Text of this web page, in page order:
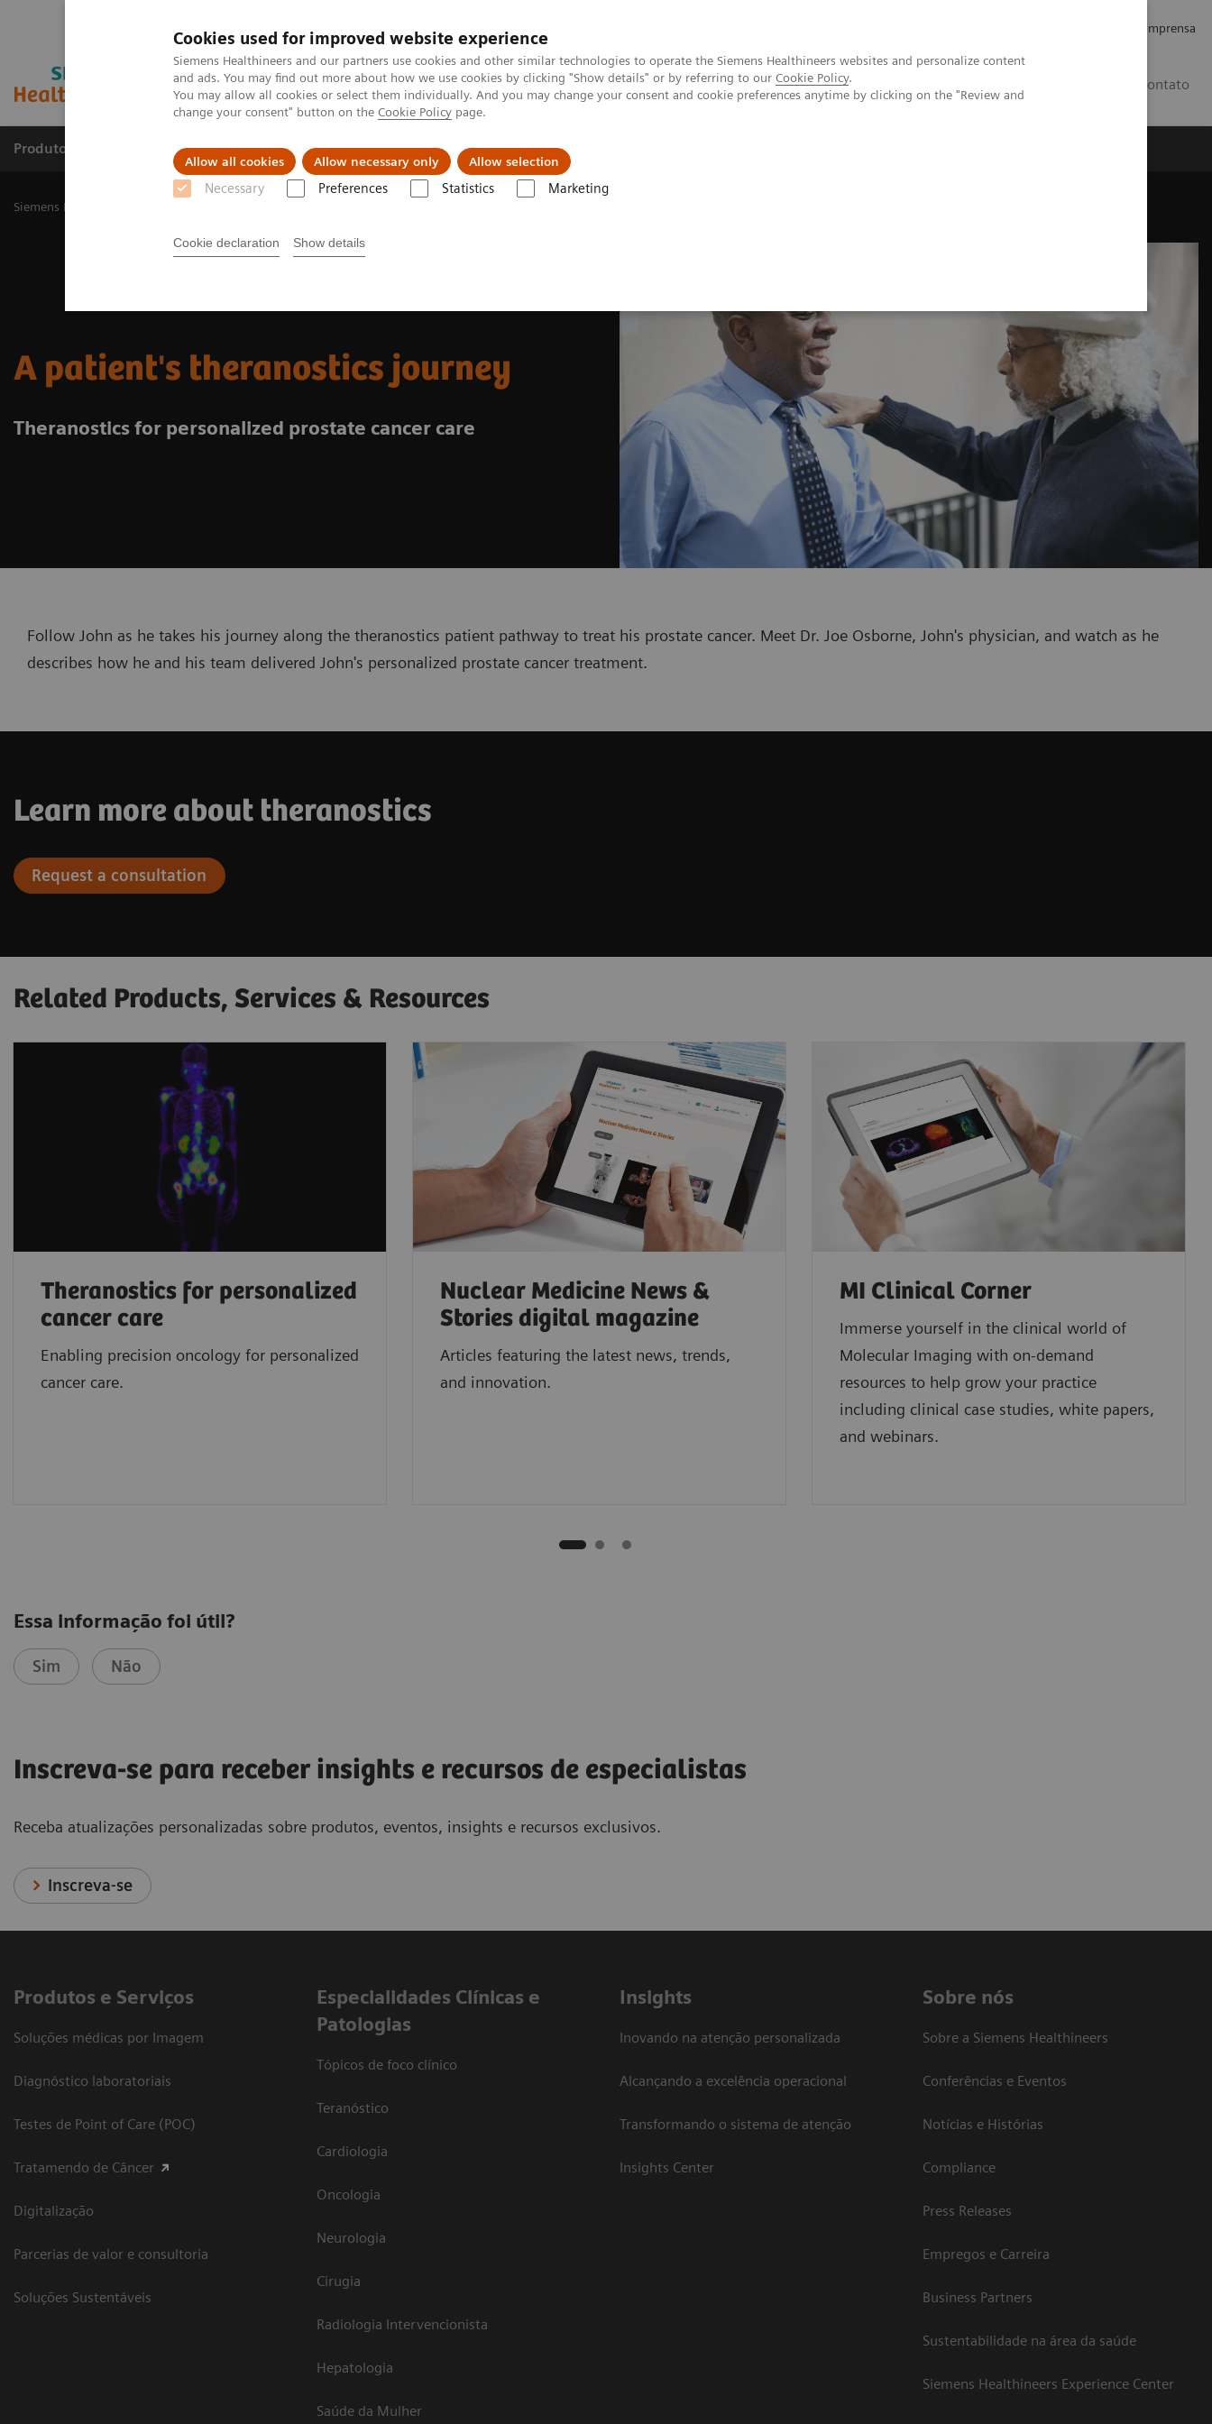
Cookies used for improved website experience
Siemens Healthineers and our partners use cookies and other similar technologies to operate the Siemens Healthineers websites and personalize content
and ads. You may find out more about how we use cookies by clicking "Show details" or by referring to our Cookie Policy.
You may allow all cookies or select them individually. And you may change your consent and cookie preferences anytime by clicking on the "Review and
change your consent" button on the Cookie Policy page.
Allow all cookies Allow necessary only Allow selection
Necessary Preferences Statistics Marketing
Cookie declaration Show details
Imprensa
Contato
Produtos e serviços Especialidades Clínicas e Patologias Serviços de pós-venda
Siemens Healthineers Brasil
A patient's theranostics journey
Theranostics for personalized prostate cancer care
Follow John as he takes his journey along the theranostics patient pathway to treat his prostate cancer. Meet Dr. Joe Osborne, John's physician, and watch as he
describes how he and his team delivered John's personalized prostate cancer treatment.
Learn more about theranostics
Request a consultation
Related Products, Services & Resources
Theranostics for personalized
cancer care
Enabling precision oncology for personalized
cancer care.
Nuclear Medicine News &
Stories digital magazine
Articles featuring the latest news, trends,
and innovation.
MI Clinical Corner
Immerse yourself in the clinical world of
Molecular Imaging with on-demand
resources to help grow your practice
including clinical case studies, white papers,
and webinars.
Essa informação foi útil?
Sim Não
Inscreva-se para receber insights e recursos de especialistas
Receba atualizações personalizadas sobre produtos, eventos, insights e recursos exclusivos.
Inscreva-se
Produtos e Serviços
Soluções médicas por Imagem
Diagnóstico laboratoriais
Testes de Point of Care (POC)
Tratamendo de Câncer
Digitalização
Parcerias de valor e consultoria
Soluções Sustentáveis
​Especialidades Clínicas e
Patologias
Tópicos de foco clínico
Teranóstico
Cardiologia
Oncologia
Neurologia
Cirugia
Radiologia Intervencionista
Hepatologia
Saúde da Mulher
Insights
Inovando na atenção personalizada
Alcançando a excelência operacional
Transformando o sistema de atenção
Insights Center
Sobre nós
Sobre a Siemens Healthineers
Conferências e Eventos
Notícias e Histórias
Compliance
Press Releases
Empregos e Carreira
Business Partners
Sustentabilidade na área da saúde
Siemens Healthineers Experience Center